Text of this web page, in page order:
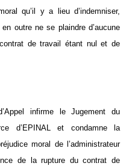
qu’il y a lieu d’indemniser,
en outre ne se plaindre d’aucune
de travail étant nul et de
infirme le Jugement du
d’EPINAL et condamne la
moral de l’administrateur
de la rupture du contrat de